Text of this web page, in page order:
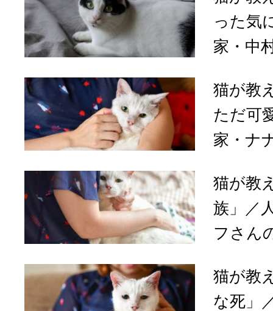
った気
家・中
猫が教
ただ可
家・ナ
猫が教
族」／
フさん
猫が教
な死」